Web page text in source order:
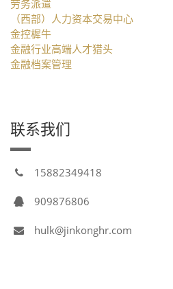
劳务派遣
（西部）人力资本交易中心
金控樨牛
金融行业高端人才猎头
金融档案管理
联系我们
15882349418
909876806
hulk@jinkonghr.com